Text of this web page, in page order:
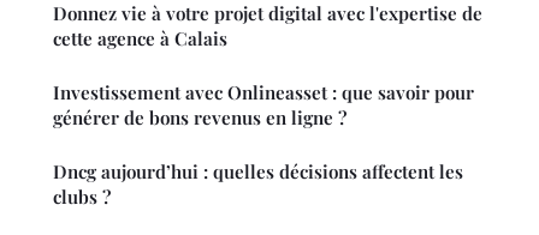
Donnez vie à votre projet digital avec l'expertise de
cette agence à Calais
Investissement avec Onlineasset : que savoir pour
générer de bons revenus en ligne ?
Dncg aujourd’hui : quelles décisions affectent les
clubs ?